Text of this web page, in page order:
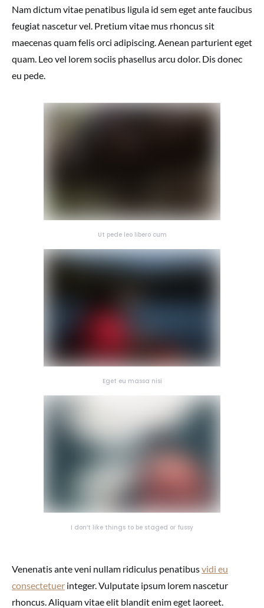
Nam dictum vitae penatibus ligula id sem eget ante faucibus
feugiat nascetur vel. Pretium vitae mus rhoncus sit
maecenas quam felis orci adipiscing. Aenean parturient eget
quam. Leo vel lorem sociis phasellus arcu dolor. Dis donec
eu pede.
Ut pede leo libero cum
Eget eu massa nisi
I don’t like things to be staged or fussy
Venenatis ante veni nullam ridiculus penatibusvidi eu
consectetuer integer. Vulputate ipsum lorem nascetur
rhoncus. Aliquam vitae elit blandit enim eget laoreet.